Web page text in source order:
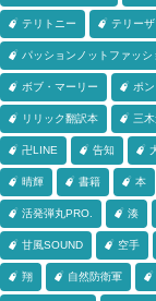
テリトニー テリー
パッションノットファッシ
ボブ・マーリー ポ
リリック翻訳本 三
卍LINE 告知
晴輝 書籍 本
活発弾丸PRO. 湊
甘風SOUND 空手
翔 自然防衛軍